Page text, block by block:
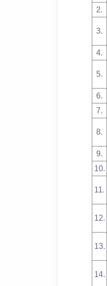
2.
3.
4.
5.
6.
7.
8.
9.
10.
11.
12.
13.
14.